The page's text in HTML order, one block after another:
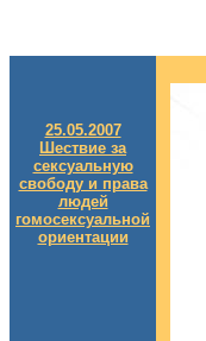
25.05.2007
Шествие за
сексуальную
свободу и права
людей
гомосексуальной
ориентации